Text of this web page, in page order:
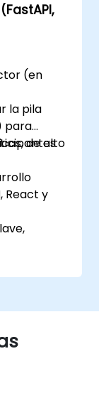
(en
la pila
para
de alto
React y
FastAPI.